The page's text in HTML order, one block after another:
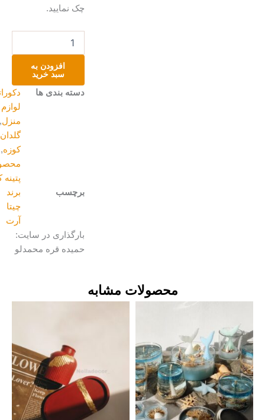
چک نمایید.
کاری
افزودن به
سبد خرید
دسته بندی ها
دکوراتیو و
لوازم
منزل,
گلدان و
کوزه,
محصولات
پتینه کاری
برچسب
بارگذاری در سایت:
حمیده قره محمدلو
محصولات مشابه